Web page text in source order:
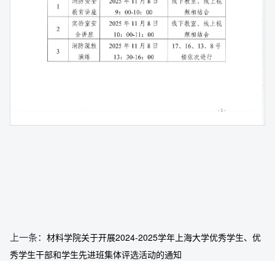
上一条： 材料学院关于开展2024-2025学年上海大学优秀学生、优
秀学生干部和学生先进班集体评选活动的通知